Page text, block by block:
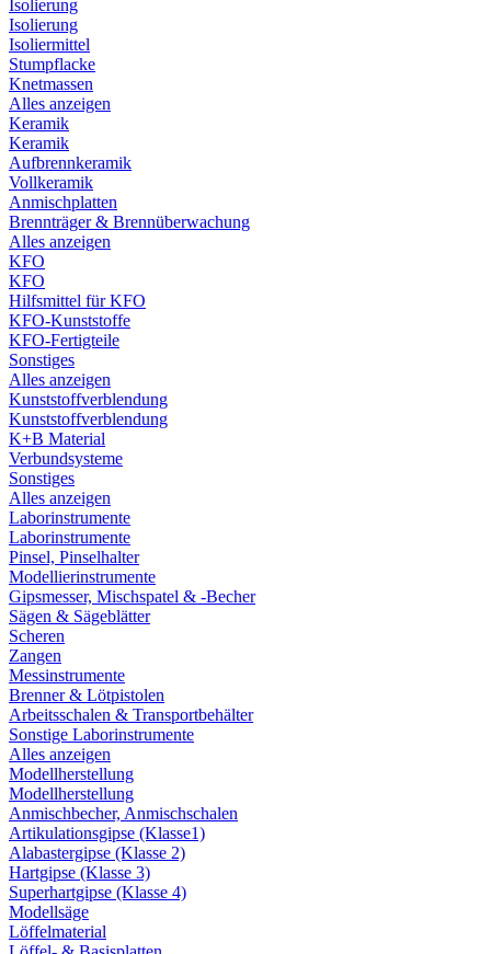
Isolierung
Isolierung
Isoliermittel
Stumpflacke
Knetmassen
Alles anzeigen
Keramik
Keramik
Aufbrennkeramik
Vollkeramik
Anmischplatten
Brennträger & Brennüberwachung
Alles anzeigen
KFO
KFO
Hilfsmittel für KFO
KFO-Kunststoffe
KFO-Fertigteile
Sonstiges
Alles anzeigen
Kunststoffverblendung
Kunststoffverblendung
K+B Material
Verbundsysteme
Sonstiges
Alles anzeigen
Laborinstrumente
Laborinstrumente
Pinsel, Pinselhalter
Modellierinstrumente
Gipsmesser, Mischspatel & -Becher
Sägen & Sägeblätter
Scheren
Zangen
Messinstrumente
Brenner & Lötpistolen
Arbeitsschalen & Transportbehälter
Sonstige Laborinstrumente
Alles anzeigen
Modellherstellung
Modellherstellung
Anmischbecher, Anmischschalen
Artikulationsgipse (Klasse1)
Alabastergipse (Klasse 2)
Hartgipse (Klasse 3)
Superhartgipse (Klasse 4)
Modellsäge
Löffelmaterial